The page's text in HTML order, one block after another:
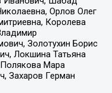
Орлов Олег
Королева
Золотухин Борис
Локшина Татьяна
Мара
Захаров Герман